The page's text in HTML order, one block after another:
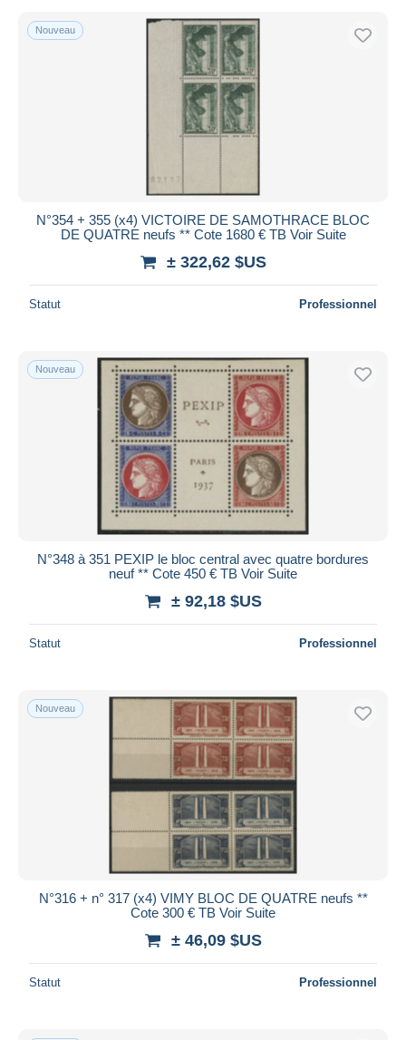
Nouveau
N°354 + 355 (x4) VICTOIRE DE SAMOTHRACE BLOC
DE QUATRE neufs ** Cote 1680 € TB Voir Suite
± 322,62 $US
Statut Professionnel
Nouveau
N°348 à 351 PEXIP le bloc central avec quatre bordures
neuf ** Cote 450 € TB Voir Suite
± 92,18 $US
Statut Professionnel
Nouveau
N°316 + n° 317 (x4) VIMY BLOC DE QUATRE neufs **
Cote 300 € TB Voir Suite
± 46,09 $US
Statut Professionnel